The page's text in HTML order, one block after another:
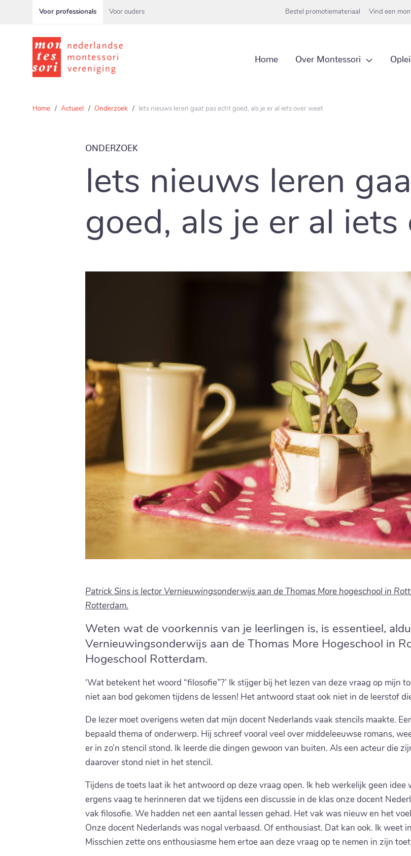
Home Actueel Onderzoek Iets nieuws leren gaat pas echt goed, als je er al iets over weet
Iets nieuws leren
goed, als je er al
ONDERZOEK
Patrick Sins is lector Vernieuwingsonderwijs aan de Thomas More hogeschool in
Rotterdam.
Weten wat de voorkennis van je leerlingen is, is essentieel,
Vernieuwingsonderwijs aan de Thomas More Hogeschool in
Hogeschool Rotterdam.
‘Wat betekent het woord “filosofie”?’ Ik stijger bij het lezen van deze vraag op mijn
niet aan bod gekomen tijdens de lessen! Het antwoord staat ook niet in de leerstof
De lezer moet overigens weten dat mijn docent Nederlands vaak stencils maakte.
bepaald thema of onderwerp. Hij schreef vooral veel over middeleeuwse romans,
er in zo’n stencil stond. Ik leerde die dingen gewoon van buiten. Als een acteur die
daarover stond niet in het stencil.
Tijdens de toets laat ik het antwoord op deze vraag open. Ik heb werkelijk geen
ergens vaag te herinneren dat we tijdens een discussie in de klas onze docent
vak filosofie. We hadden net een aantal lessen gehad. Het vak was nieuw en het
Onze docent Nederlands was nogal verbaasd. Of enthousiast. Dat kan ook. Ik weet
Misschien zette ons enthousiasme hem ertoe aan deze vraag op te nemen in zijn
Voor professionals Voor ouders Bestel promotiemateriaal Vind een
Home Over Montessori